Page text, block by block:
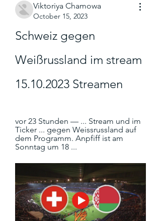
Viktoriya Chamowa
October 15, 2023
Schweiz gegen
Weißrussland im stream
15.10.2023 Streamen
vor 23 Stunden — ... Stream und im
Ticker ... gegen Weissrussland auf
dem Programm. Anpfiff ist am
Sonntag um 18 ...